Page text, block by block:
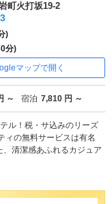
町火打坂19-2
)
分)
マップで開く
～ 宿泊 7,810 円 ～
ル！税・サ込みのリーズ
の無料サービスは有名
清潔感あふれるカジュア